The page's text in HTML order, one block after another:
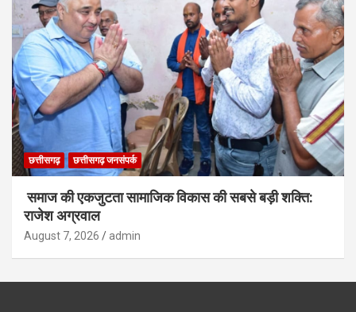
छत्तीसगढ़ छत्तीसगढ़ जनसंपर्क
समाज की एकजुटता सामाजिक विकास की सबसे बड़ी शक्ति:
राजेश अग्रवाल
August 7, 2026 admin